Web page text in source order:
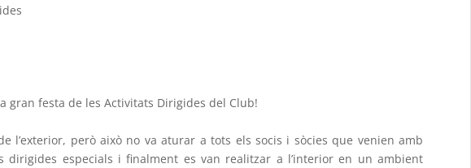
gran festa de les Activitats Dirigides del Club!
l’exterior, però això no va aturar a tots els socis i sòcies que venien amb
dirigides especials i finalment es van realitzar a l’interior en un ambient